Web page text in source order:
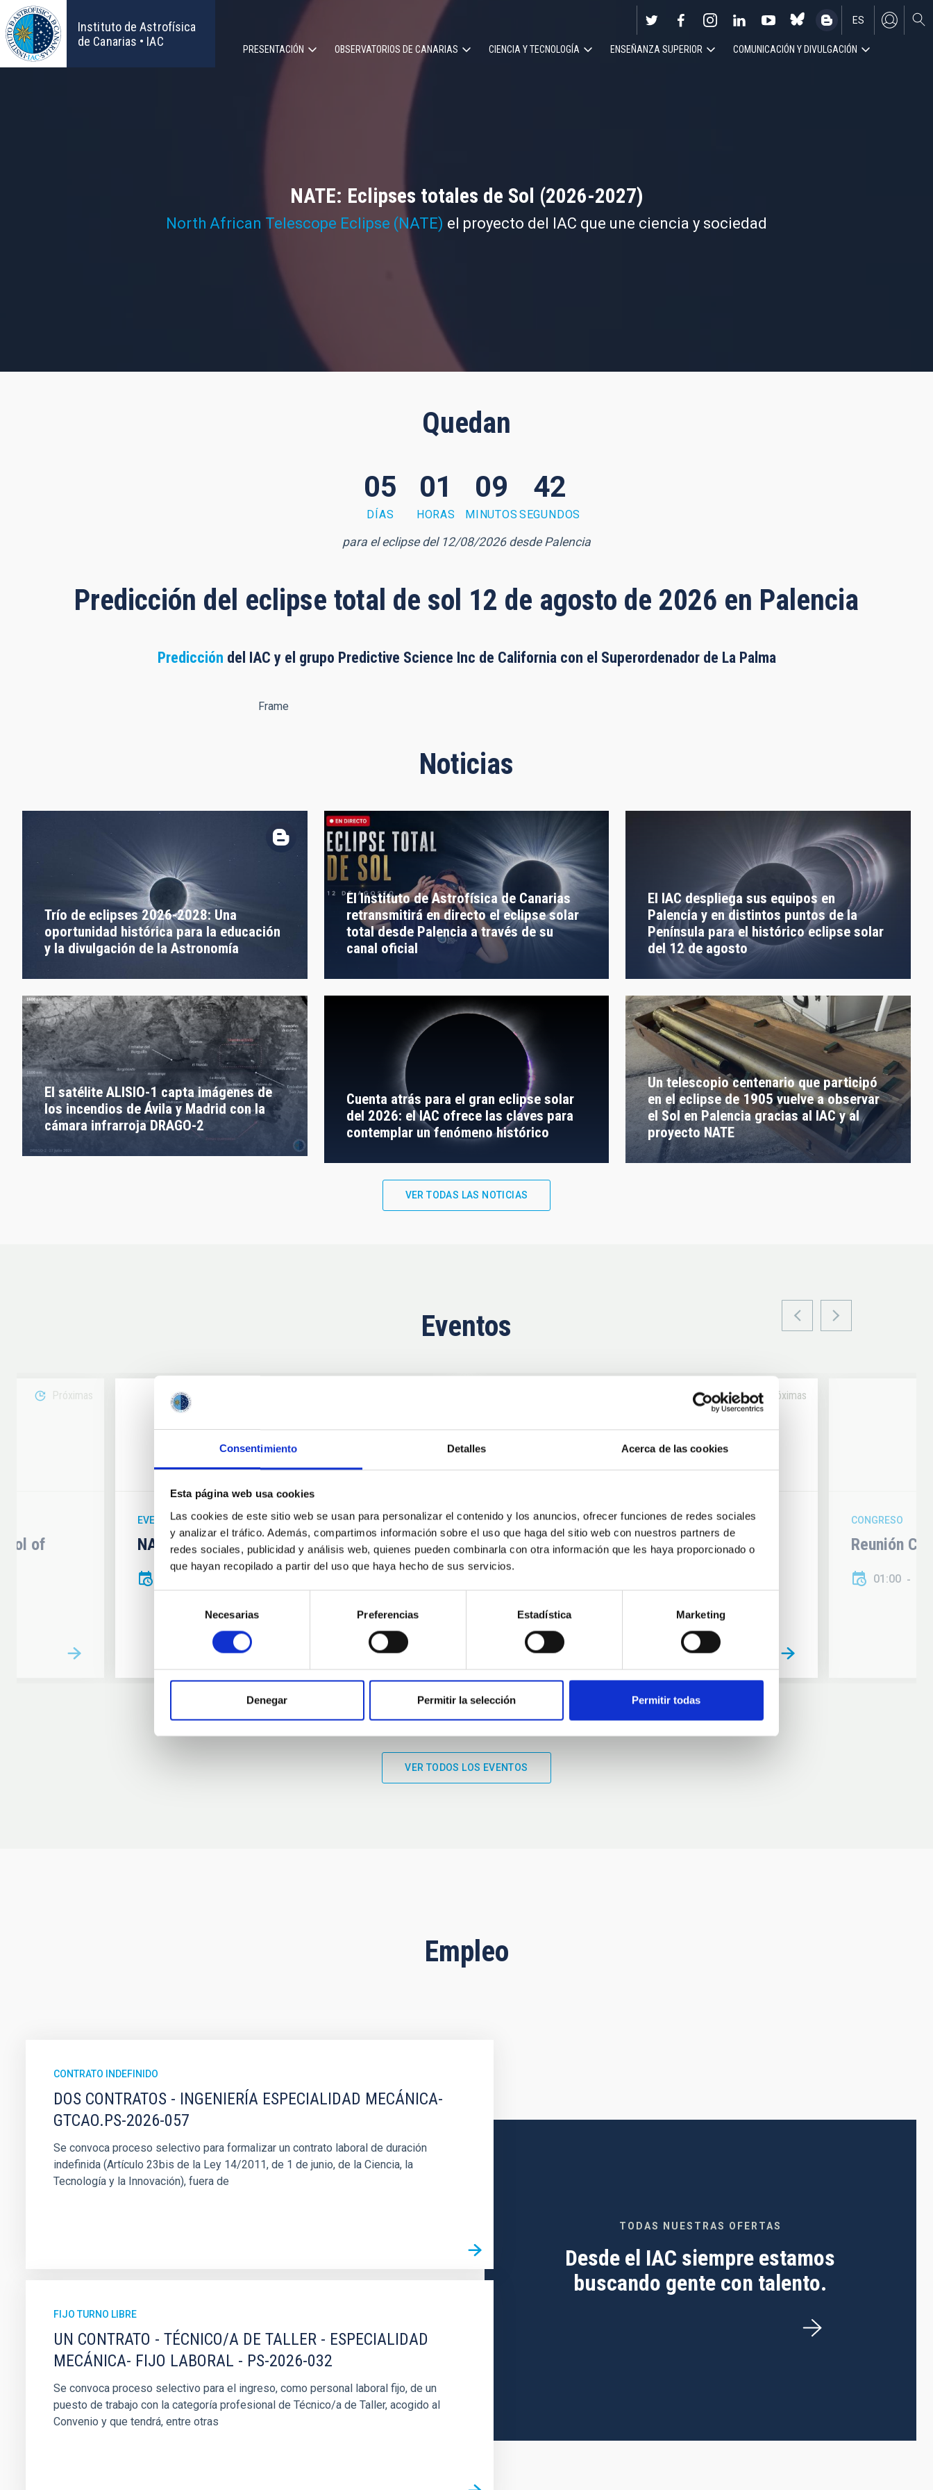
Consentimiento Detalles Acerca de las cookies
Esta página web usa cookies
Las cookies de este sitio web se usan para personalizar el contenido y los anuncios, ofrecer funciones de redes sociales
y analizar el tráfico. Además, compartimos información sobre el uso que haga del sitio web con nuestros partners de
redes sociales, publicidad y análisis web, quienes pueden combinarla con otra información que les haya proporcionado o
que hayan recopilado a partir del uso que haya hecho de sus servicios.
consentimiento
Necesarias Preferencias Estadística Marketing
Denegar Permitir la selección Permitir todas
Pasar
al
contenido
principal
Instituto de Astrofísica
de Canarias • IAC
EN
ES
Navegación
principal
PRESENTACIÓN OBSERVATORIOS DE CANARIAS CIENCIA Y TECNOLOGÍA ENSEÑANZA SUPERIOR COMUNICACIÓN Y DIVULGACIÓN
NATE: Eclipses totales de Sol (2026-2027)
North African Telescope Eclipse (NATE) el proyecto del IAC que une ciencia y sociedad
Quedan
05
DÍAS
01
HORAS
09
MINUTOS
41
SEGUNDOS
para el eclipse del 12/08/2026 desde Palencia
Predicción del eclipse total de sol 12 de agosto de 2026 en Palencia
Predicción del IAC y el grupo Predictive Science Inc de California con el Superordenador de La Palma
Frame
Noticias
Trío de eclipses 2026-2028: Una
oportunidad histórica para la educación
y la divulgación de la Astronomía
El Instituto de Astrofísica de Canarias
retransmitirá en directo el eclipse solar
total desde Palencia a través de su
canal oficial
El IAC despliega sus equipos en
Palencia y en distintos puntos de la
Península para el histórico eclipse solar
del 12 de agosto
El satélite ALISIO-1 capta imágenes de
los incendios de Ávila y Madrid con la
cámara infrarroja DRAGO-2
Cuenta atrás para el gran eclipse solar
del 2026: el IAC ofrece las claves para
contemplar un fenómeno histórico
Un telescopio centenario que participó
en el eclipse de 1905 vuelve a observar
el Sol en Palencia gracias al IAC y al
proyecto NATE
VER TODAS LAS NOTICIAS
Eventos
Próximas
of
08
AUG 26
11
AUG 26
EVENTO ASTRONÓMICO
NATE en Palencia - Eclipse Agosto 2026
10 14
Próximas
CONGRESO
Substellar Astrophysics 2026
CONGRESO
Reunión
01:00
VER TODOS LOS EVENTOS
Empleo
CONTRATO INDEFINIDO
DOS CONTRATOS - INGENIERÍA ESPECIALIDAD MECÁNICA-
GTCAO.PS-2026-057
Se convoca proceso selectivo para formalizar un contrato laboral de duración
indefinida (Artículo 23bis de la Ley 14/2011, de 1 de junio, de la Ciencia, la
Tecnología y la Innovación), fuera de
FIJO TURNO LIBRE
UN CONTRATO - TÉCNICO/A DE TALLER - ESPECIALIDAD
MECÁNICA- FIJO LABORAL - PS-2026-032
Se convoca proceso selectivo para el ingreso, como personal laboral fijo, de un
puesto de trabajo con la categoría profesional de Técnico/a de Taller, acogido al
Convenio y que tendrá, entre otras
TODAS NUESTRAS OFERTAS
Desde el IAC siempre estamos
buscando gente con talento.